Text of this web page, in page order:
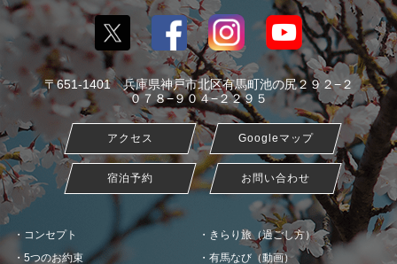
〒651-1401 兵庫県神戸市北区有馬町池の尻２９２−２
０７８−９０４−２２９５
アクセス Googleマップ
宿泊予約 お問い合わせ
コンセプト
5つのお約束
きらり旅（過ごし方）
有馬なび（動画）